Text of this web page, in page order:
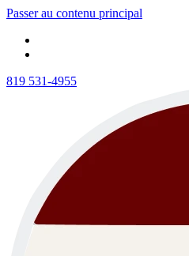
Passer au contenu principal
819 531-4955